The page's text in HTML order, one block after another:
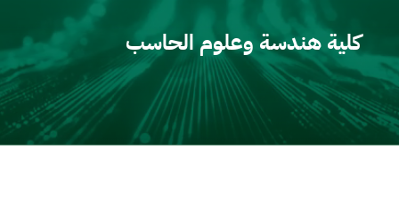
كلية هندسة وعلوم الحاسب